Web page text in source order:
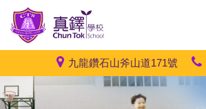
九龍鑽石山斧山道171號